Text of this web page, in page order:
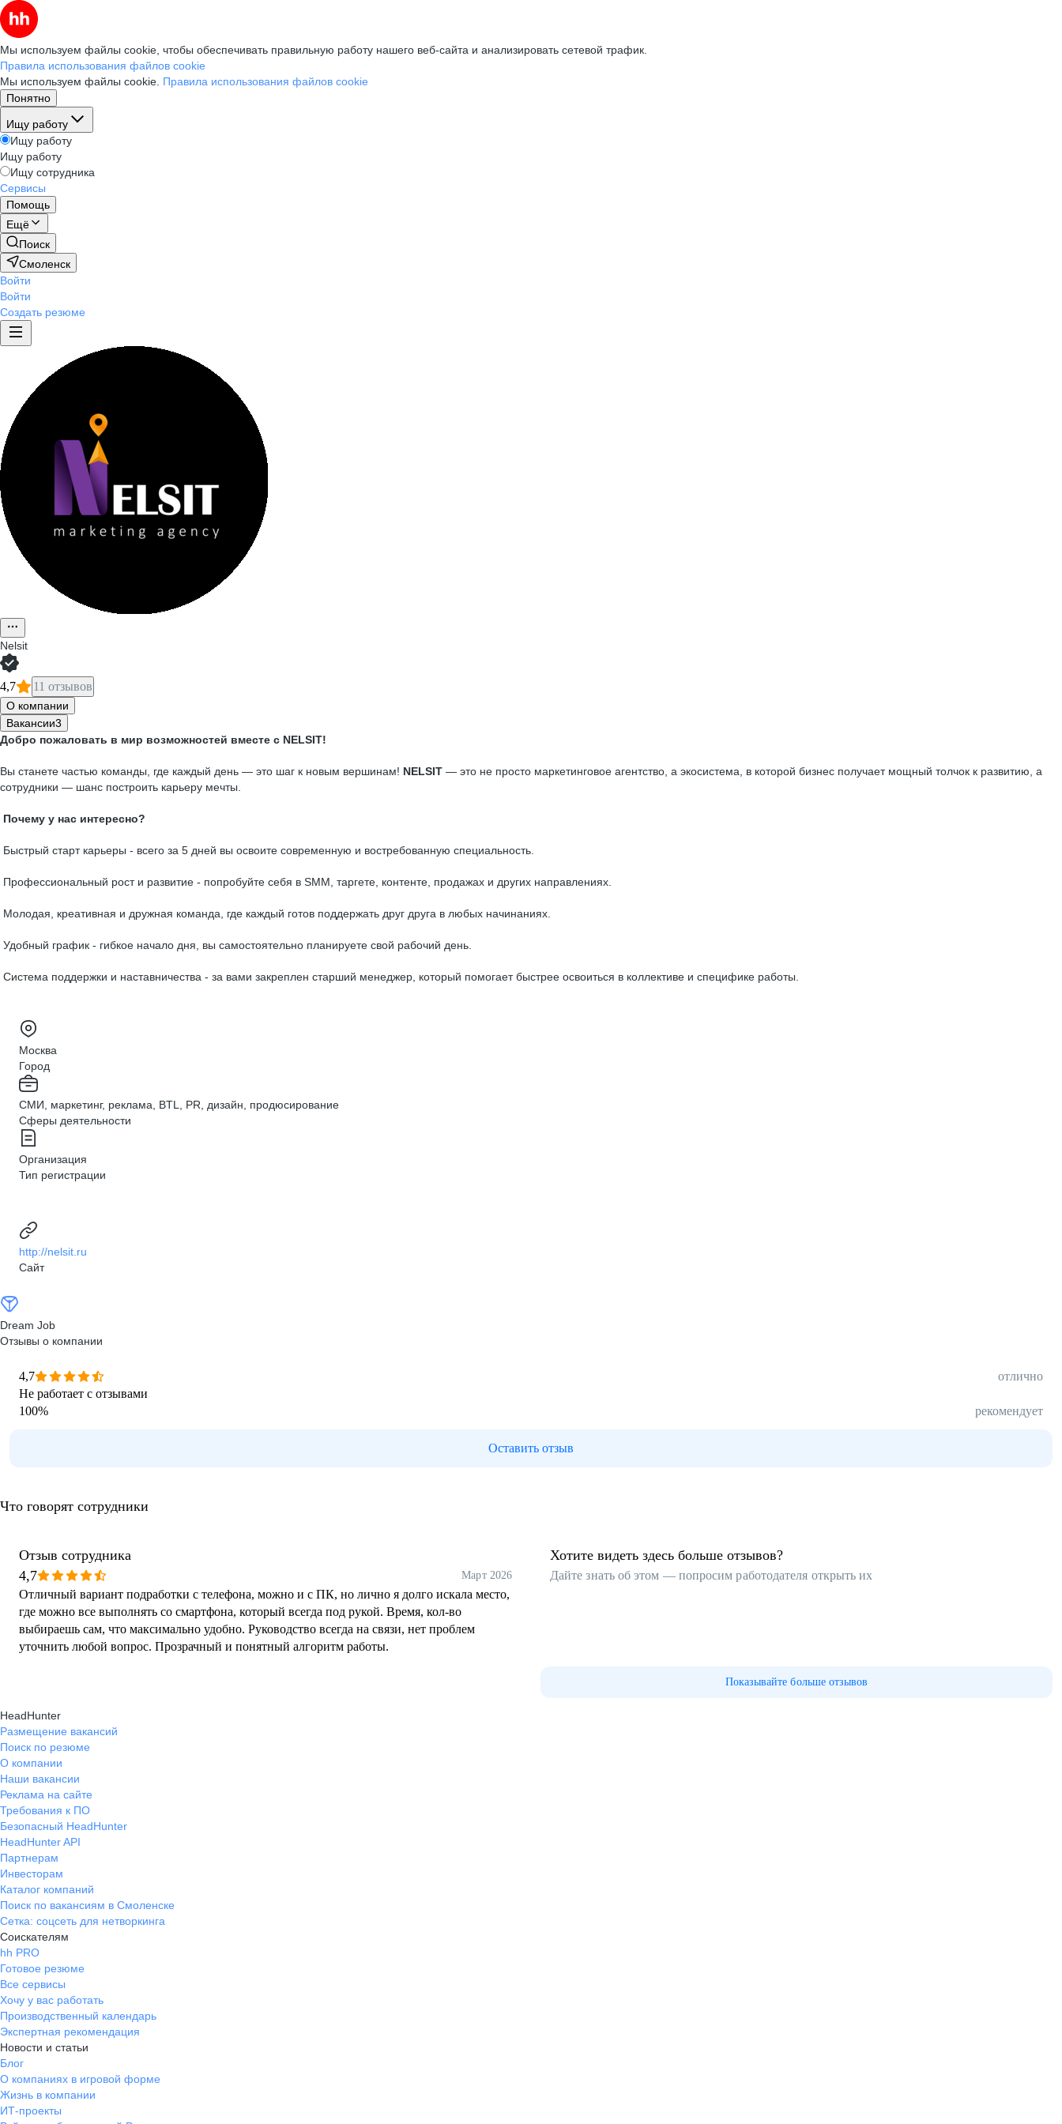
Мы используем файлы cookie, чтобы обеспечивать правильную работу нашего веб-сайта и анализировать сетевой трафик.
Правила использования файлов cookie
Мы используем файлы cookie. Правила использования файлов cookie
Понятно
Ищу работу
Ищу работу
Ищу работу
Ищу сотрудника
Сервисы
Помощь
Ещё
Поиск
Смоленск
Войти
Войти
Создать резюме
Nelsit
4,7 11 отзывов
О компании
Вакансии3
Добро пожаловать в мир возможностей вместе с NELSIT!
Вы станете частью команды, где каждый день — это шаг к новым вершинам! NELSIT — это не просто маркетинговое агентство, а экосистема, в которой бизнес получает мощный толчок к развитию, а
сотрудники — шанс построить карьеру мечты.
Почему у нас интересно?
Быстрый старт карьеры - всего за 5 дней вы освоите современную и востребованную специальность.
Профессиональный рост и развитие - попробуйте себя в SMM, таргете, контенте, продажах и других направлениях.
Молодая, креативная и дружная команда, где каждый готов поддержать друг друга в любых начинаниях.
Удобный график - гибкое начало дня, вы самостоятельно планируете свой рабочий день.
Система поддержки и наставничества - за вами закреплен старший менеджер, который помогает быстрее освоиться в коллективе и специфике работы.
Москва
Город
СМИ, маркетинг, реклама, BTL, PR, дизайн, продюсирование
Сферы деятельности
Организация
Тип регистрации
http://nelsit.ru
Сайт
Dream Job
Отзывы о компании
4,7
отлично
Не работает с отзывами
100% рекомендует
Оставить отзыв
Что говорят сотрудники
Отзыв сотрудника
4,7
Март 2026
Отличный вариант подработки с телефона, можно и с ПК, но лично я долго искала место,
где можно все выполнять со смартфона, который всегда под рукой. Время, кол-во
выбираешь сам, что максимально удобно. Руководство всегда на связи, нет проблем
уточнить любой вопрос. Прозрачный и понятный алгоритм работы.
Хотите видеть здесь больше отзывов?
Дайте знать об этом — попросим работодателя открыть их
Показывайте больше отзывов
HeadHunter
Размещение вакансий
Поиск по резюме
О компании
Наши вакансии
Реклама на сайте
Требования к ПО
Безопасный HeadHunter
HeadHunter API
Партнерам
Инвесторам
Каталог компаний
Поиск по вакансиям в Смоленске
Сетка: соцсеть для нетворкинга
Соискателям
hh PRO
Готовое резюме
Все сервисы
Хочу у вас работать
Производственный календарь
Экспертная рекомендация
Новости и статьи
Блог
О компаниях в игровой форме
Жизнь в компании
ИТ-проекты